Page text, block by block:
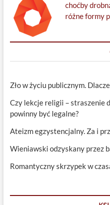
choćby
różne formy
Zło w życiu publicznym.
Czy lekcje religii – straszenie
powinny być legalne?
Ateizm egzystencjalny. Za i
Wieniawski odzyskany przez
Romantyczny skrzypek w